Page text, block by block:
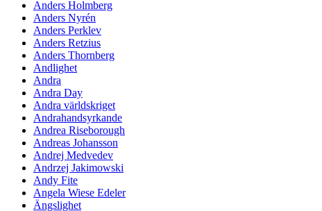
Anders Holmberg
Anders Nyrén
Anders Perklev
Anders Retzius
Anders Thornberg
Andlighet
Andra
Andra Day
Andra världskriget
Andrahandsyrkande
Andrea Riseborough
Andreas Johansson
Andrej Medvedev
Andrzej Jakimowski
Andy Fite
Angela Wiese Edeler
Ängslighet